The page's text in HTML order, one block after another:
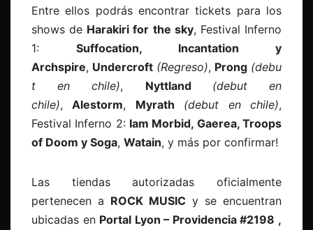
Entre ellos podrás encontrar tickets para los
shows de Harakiri for the sky, Festival Inferno
1: Suffocation, Incantation y
Archspire, Undercroft (Regreso), Prong (debu
t en chile), Nyttland (debut en
chile),Alestorm, Myrath (debut en chile),
Festival Inferno 2: Iam Morbid, Gaerea, Troops
of Doom y Soga, Watain, y más por confirmar!
Las tiendas autorizadas oficialmente
pertenecen a ROCK MUSIC y se encuentran
ubicadas en Portal Lyon – Providencia #2198 ,